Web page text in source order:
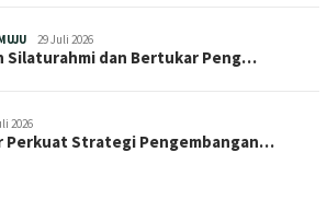
29 Juli 2026
Silaturahmi dan Bertukar Peng…
2026
Perkuat Strategi Pengembangan…